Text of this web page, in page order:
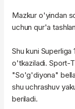
Mazkur o'yindan
uchun qur'a
Shu kuni
o'tkaziladi. Sport-
"So'g'diyona"
shu uchrashuv
beriladi.